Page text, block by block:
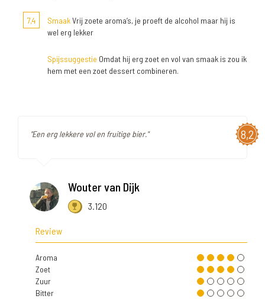
7,4 SmaakVrij zoete aroma’s, je proeft de alcohol maar hij is
wel erg lekker
Spijssuggestie Omdat hij erg zoet en vol van smaak is zou ik
hem met een zoet dessert combineren.
8,2
"Een erg lekkere vol en fruitige bier."
Wouter van Dijk
3.120
Review
Aroma
Zoet
Zuur
Bitter